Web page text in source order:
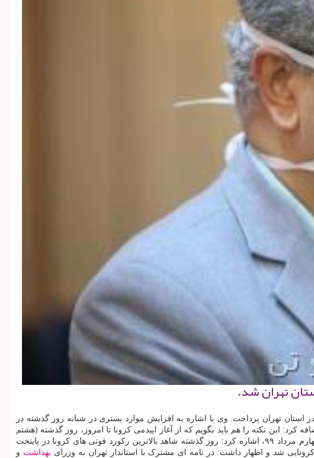
تهران شد.
استان تهران پرداخت. وی با اشاره به افزایش موارد بستری در شبانه روز گذشته در
بستری در بخش های عادی داشتیم که به عدد ۱۰۰۰ نزدیک شده است. زالی اضافه کرد: این نکته را هم باید بگویم که از آغاز اپیدمی کرونا تا امروز، روز گذشته (هشتم
و میر بیماران کرونا را داشته ایم. وی با اشاره به آمار بالای فوتی ها در ایام ۲۸ اسفند ۹۸، چهارم فروردین، دوم و چهارم مرداد ۹۹، اشاره کرد: روز گذشته شاهد بالاترین رکورد فوتی های کرونا در پایتخت
شد و اظهار داشت: در نامه ای مشترک با استاندار تهران به وزرای بهداشت و